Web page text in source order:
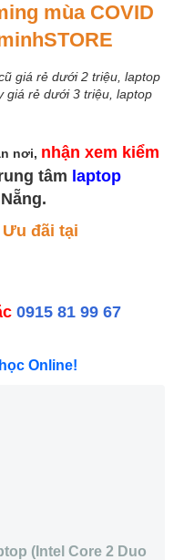
mùa COVID
giá rẻ dưới 2 triệu, laptop
giá rẻ dưới 3 triệu, laptop
nơi, nhận xem kiểm
tâm laptop
đãi tại
0915 81 99 67
Online!
(Intel Core 2 Duo